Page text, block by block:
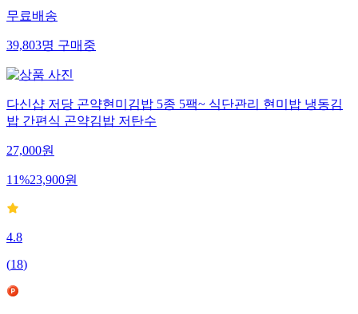
무료배송
39,803명구매중
다신샵 저당 곤약현미김밥 5종 5팩~ 식단관리 현미밥 냉동김
밥 간편식 곤약김밥 저탄수
27,000원
11%23,900원
4.8
(18)